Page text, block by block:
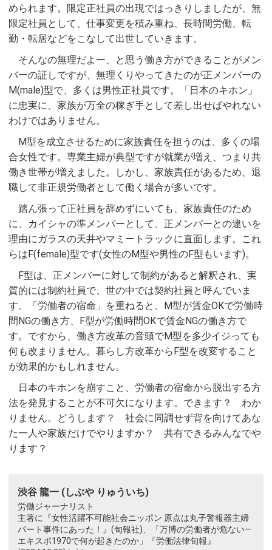
められます。限定正社員の出現ではっきりしましたが、無
限定社員として、仕事変更を積み重ね、長時間労働、転
勤・転居などをこなして出世していきます。
そんなの無理だよー、と思う働き方ができることがメン
バーの証しですが、無理くりやってきたのが正メンバーの
M(male)型で、多くは男性正社員です。「日本のキホン」
に忠実に、家族が万全の稼ぎ手として差し出せばやれない
わけではありません。
M型を成立させるために家族責任を担うのは、多くの場
合女性です。専業主婦が典型ですが就業が増え、つまり共
働き世帯が増えました。しかし、家族責任があるため、退
職して非正規労働者として働く場合が多いです。
踏ん張って正社員を辞めずにいても、家族責任のため
に、カイシャの準メンバーとして、正メンバーとの違いを
理由にガラスの天井やマミートラックに直面します。これ
らはF(female)型です(女性のM型や男性のF型もいます)。
F型は、正メンバーに対して制約があると解釈され、実
質的には制約社員で、世の中では契約社員と呼んでいま
す。「労働者の宿命」を重ねると、M型が賃金OKで労働時
間NGの働き方、F型が労働時間OKで賃金NGの働き方で
す。ですから、働き方改革の音頭でM型を多少イジっても
何も改まりません。暮らし方改革からF型を改変すること
が効果的かもしれません。
日本のキホンを崩すこと、労働者の宿命から脱出する方
法を発見することが不可欠になります。できます？ わか
りません。どうします？ 社会に同調せず背を向けてあな
た一人や家族だけでやりますか？ 共有できるみんなでや
ります？
渋谷 龍一 (しぶや りゅういち)
労働ジャーナリスト
主著に『女性活躍不可能社会ニッポン 原点は丸子警報器主婦
パート事件にあった！』(旬報社)、「万博の労働者が危ない—
エキスポ1970で何が起きたのか」『労働法律旬報』